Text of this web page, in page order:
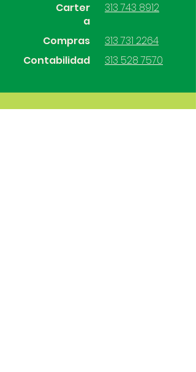
Carter
a
Compras
Contabilidad
313 743 8912
313 731 2264
313 528 7570